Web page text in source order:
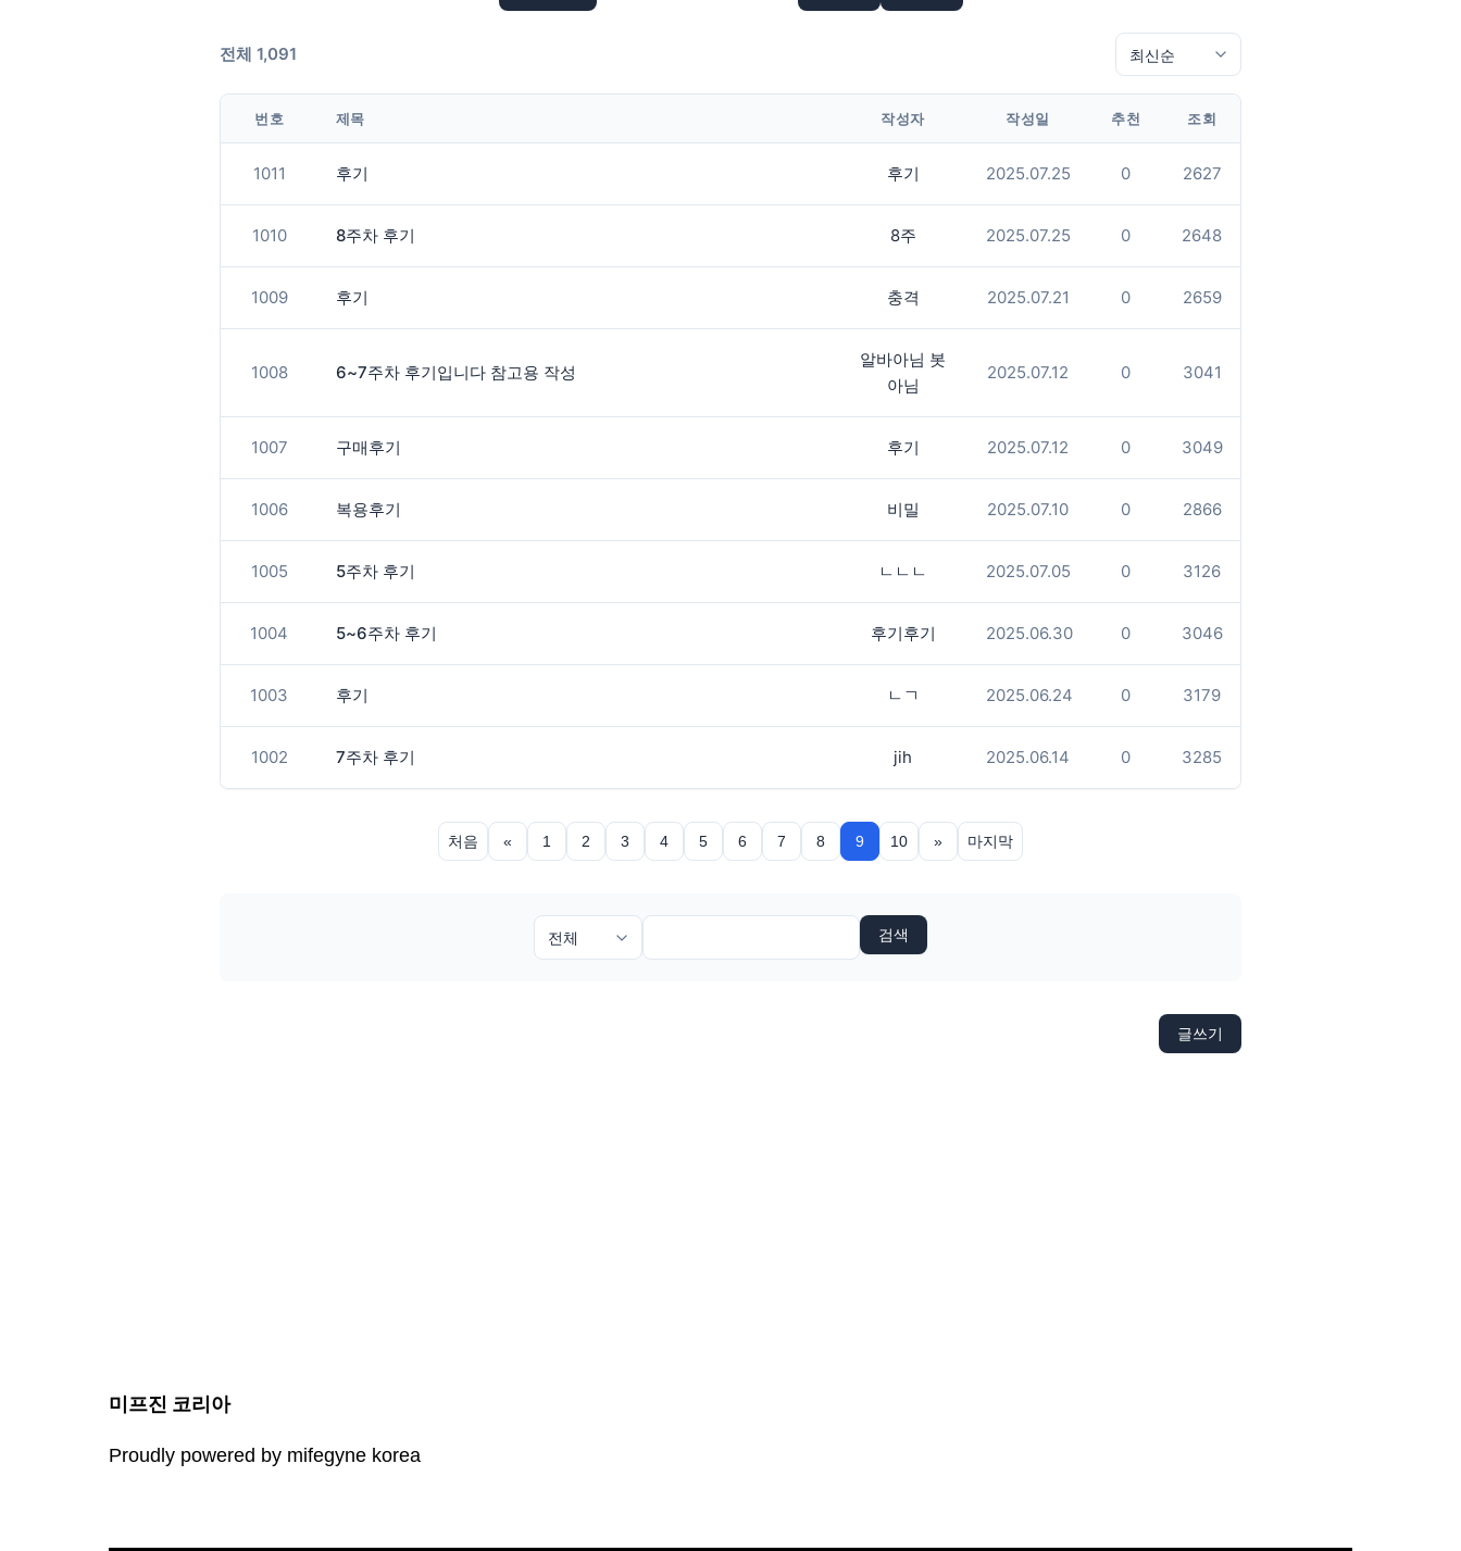
전체 1,091
번호 제목 작성자 작성일 추천 조회
1011 후기 후기 2025.07.25 0 2627
1010 8주차 후기 8주 2025.07.25 0 2648
1009 후기 충격 2025.07.21 0 2659
1008 6~7주차 후기입니다 참고용 작성
알바아님 봇
아님
2025.07.12 0 3041
1007 구매후기 후기 2025.07.12 0 3049
1006 복용후기 비밀 2025.07.10 0 2866
1005 5주차 후기 ㄴㄴㄴ 2025.07.05 0 3126
1004 5~6주차 후기 후기후기 2025.06.30 0 3046
1003 후기 ㄴㄱ 2025.06.24 0 3179
1002 7주차 후기 jih 2025.06.14 0 3285
처음 « 1 2 3 4 5 6 7 8 9 10 » 마지막
검색
글쓰기
미프진 코리아
Proudly powered by mifegyne korea